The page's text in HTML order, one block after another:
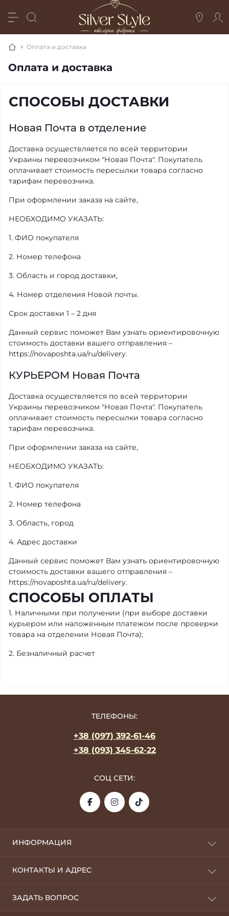
Оплата и доставка
Оплата и доставка
СПОСОБЫ ДОСТАВКИ
Новая Почта в отделение
Доставка осуществляется по всей территории
Украины перевозчиком "Новая Почта". Покупатель
оплачивает стоимость пересылки товара согласно
тарифам перевозчика.
При оформлении заказа на сайте,
НЕОБХОДИМО УКАЗАТЬ:
1. ФИО покупателя
2. Номер телефона
3. Область и город доставки,
4. Номер отделения Новой почты.
Срок доставки 1 – 2 дня
Данный сервис поможет Вам узнать ориентировочную
стоимость доставки вашего отправления –
https://novaposhta.ua/ru/delivery.
КУРЬЕРОМ Новая Почта
Доставка осуществляется по всей территории
Украины перевозчиком "Новая Почта". Покупатель
оплачивает стоимость пересылки товара согласно
тарифам перевозчика.
При оформлении заказа на сайте,
НЕОБХОДИМО УКАЗАТЬ:
1. ФИО покупателя
2. Номер телефона
3. Область, город
4. Адрес доставки
Данный сервис поможет Вам узнать ориентировочную
стоимость доставки вашего отправления –
https://novaposhta.ua/ru/delivery.
СПОСОБЫ ОПЛАТЫ
1. Наличными при получении (при выборе доставки
курьером или наложенным платежом после проверки
товара на отделении Новая Почта);
2. Безналичный расчет
ТЕЛЕФОНЫ:
+38 (097) 392-61-46
+38 (093) 345-62-22
СОЦ СЕТИ:
ИНФОРМАЦИЯ
Оплата и доставка
Возврат
КОНТАКТЫ И АДРЕС
ЗАДАТЬ ВОПРОС